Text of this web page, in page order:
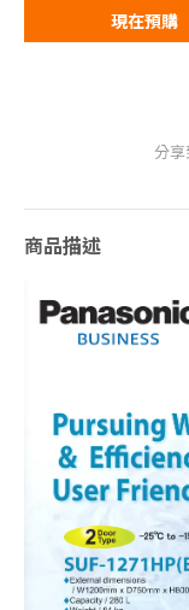
現在預購
分享
商品描述